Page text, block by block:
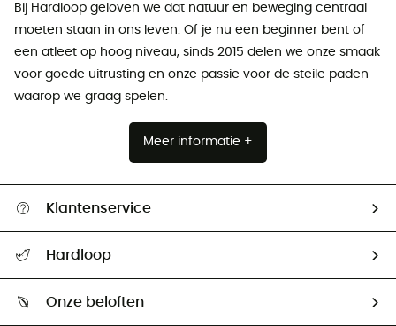
Bij Hardloop geloven we dat natuur en beweging centraal
moeten staan ​​in ons leven. Of je nu een beginner bent of
een atleet op hoog niveau, sinds 2015 delen we onze smaak
voor goede uitrusting en onze passie voor de steile paden
waarop we graag spelen.
Meer informatie +
Klantenservice
Mijn zending volgen
Retourzendingen & Terugbetalingen
Hardloop
Onze beloften